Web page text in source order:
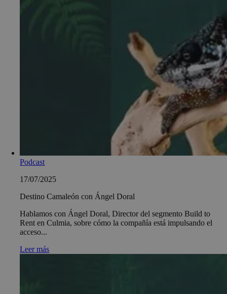
Podcast
17/07/2025
Destino Camaleón con Ángel Doral
Hablamos con Ángel Doral, Director del segmento Build to
Rent en Culmia, sobre cómo la compañía está impulsando el
acceso...
Leer más